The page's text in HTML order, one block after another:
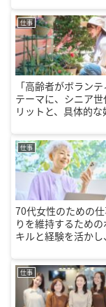
仕事
「高齢者がボラン
テーマに、シニア
リットと、具体的
仕事
70代女性のための
りを維持するため
キルと経験を活か
仕事